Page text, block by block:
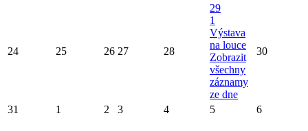
24 25 26 27 28
29
1
Výstava
na louce
Zobrazit
všechny
záznamy
ze dne
30
31 1 2 3 4 5 6